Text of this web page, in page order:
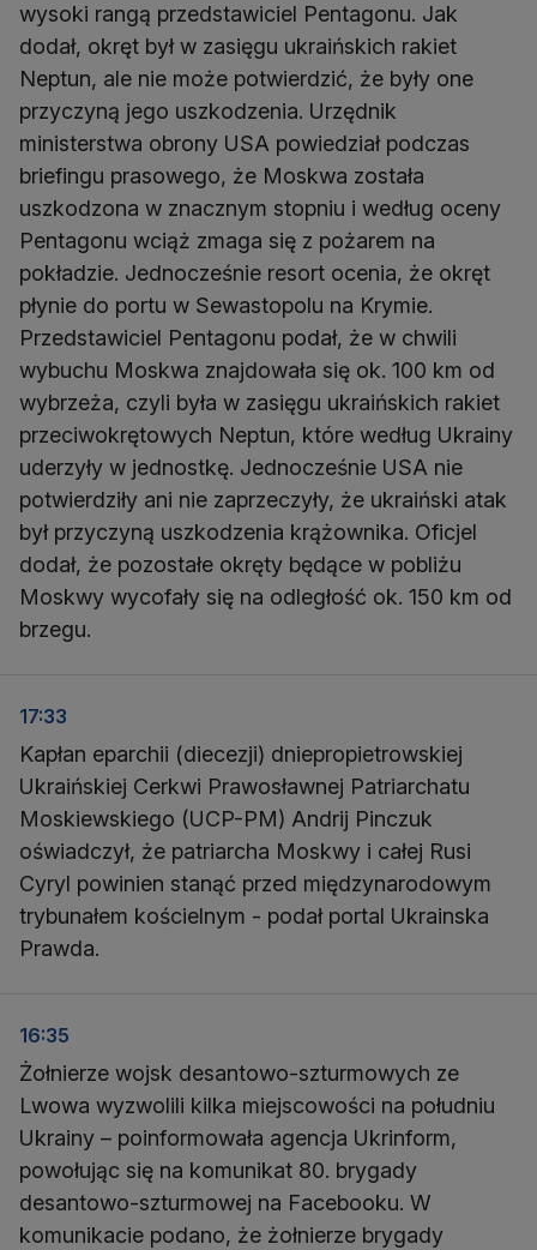
wysoki rangą przedstawiciel Pentagonu. Jak
dodał, okręt był w zasięgu ukraińskich rakiet
Neptun, ale nie może potwierdzić, że były one
przyczyną jego uszkodzenia. Urzędnik
ministerstwa obrony USA powiedział podczas
briefingu prasowego, że Moskwa została
uszkodzona w znacznym stopniu i według oceny
Pentagonu wciąż zmaga się z pożarem na
pokładzie. Jednocześnie resort ocenia, że okręt
płynie do portu w Sewastopolu na Krymie.
Przedstawiciel Pentagonu podał, że w chwili
wybuchu Moskwa znajdowała się ok. 100 km od
wybrzeża, czyli była w zasięgu ukraińskich rakiet
przeciwokrętowych Neptun, które według Ukrainy
uderzyły w jednostkę. Jednocześnie USA nie
potwierdziły ani nie zaprzeczyły, że ukraiński atak
był przyczyną uszkodzenia krążownika. Oficjel
dodał, że pozostałe okręty będące w pobliżu
Moskwy wycofały się na odległość ok. 150 km od
brzegu.
17:33
Kapłan eparchii (diecezji) dniepropietrowskiej
Ukraińskiej Cerkwi Prawosławnej Patriarchatu
Moskiewskiego (UCP-PM) Andrij Pinczuk
oświadczył, że patriarcha Moskwy i całej Rusi
Cyryl powinien stanąć przed międzynarodowym
trybunałem kościelnym - podał portal Ukrainska
Prawda.
16:35
Żołnierze wojsk desantowo-szturmowych ze
Lwowa wyzwolili kilka miejscowości na południu
Ukrainy – poinformowała agencja Ukrinform,
powołując się na komunikat 80. brygady
desantowo-szturmowej na Facebooku. W
komunikacie podano, że żołnierze brygady